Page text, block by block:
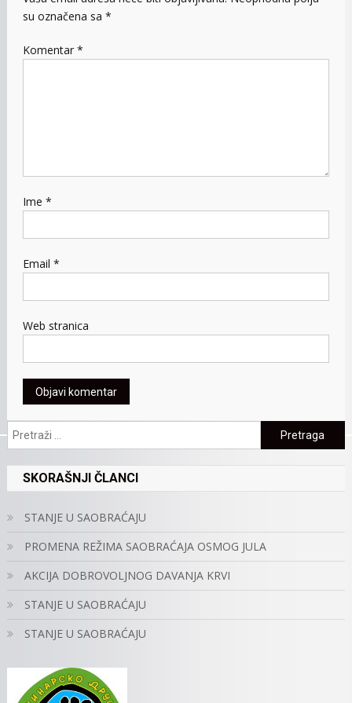
su označena sa *
Komentar *
Ime *
Email *
Web stranica
Pretraga:
SKORAŠNJI ČLANCI
STANJE U SAOBRAĆAJU
PROMENA REŽIMA SAOBRAĆAJA OSMOG JULA
AKCIJA DOBROVOLJNOG DAVANJA KRVI
STANJE U SAOBRAĆAJU
STANJE U SAOBRAĆAJU